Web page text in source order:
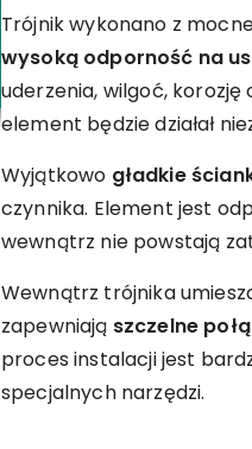
Trójnik wykonano z
wysoką odporność na
uderzenia, wilgoć,
element będzie działał
Wyjątkowo gładkie
czynnika. Element jest
wewnątrz nie powstają
Wewnątrz trójnika
zapewniają szczelne
proces instalacji jest
specjalnych narzędzi.